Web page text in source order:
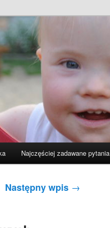
Najczęściej zadawane pytania
Następny wpis →